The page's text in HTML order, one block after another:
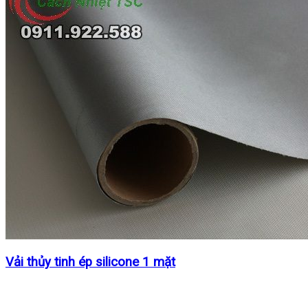
Vải thủy tinh ép silicone 1 mặt